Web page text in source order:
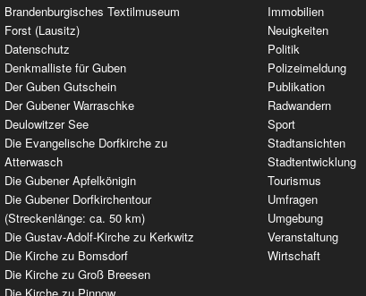
Brandenburgisches Textilmuseum
Forst (Lausitz)
Datenschutz
Denkmalliste für Guben
Der Guben Gutschein
Der Gubener Warraschke
Deulowitzer See
Die Evangelische Dorfkirche zu
Atterwasch
Die Gubener Apfelkönigin
Die Gubener Dorfkirchentour
(Streckenlänge: ca. 50 km)
Die Gustav-Adolf-Kirche zu Kerkwitz
Die Kirche zu Bomsdorf
Die Kirche zu Groß Breesen
Immobilien
Neuigkeiten
Politik
Polizeimeldung
Publikation
Radwandern
Sport
Stadtansichten
Stadtentwicklung
Tourismus
Umfragen
Umgebung
Veranstaltung
Wirtschaft